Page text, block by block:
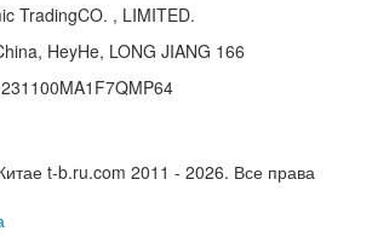
TradingCO. , LIMITED.
HeyHe, LONG JIANG 166
t-b.ru.com 2011 - 2026. Все права